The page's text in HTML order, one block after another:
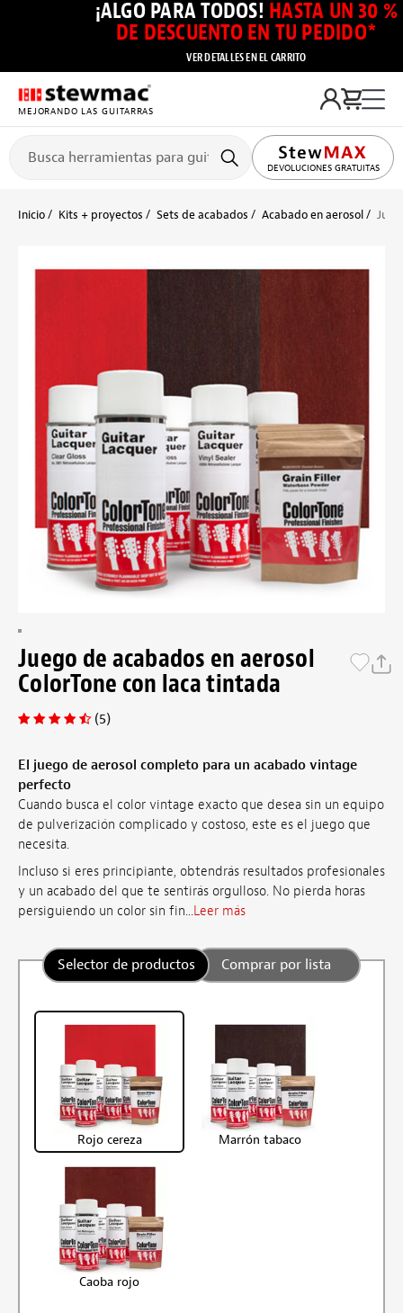
¡ALGO PARA TODOS! HASTA UN 30 %
DE DESCUENTO EN TU PEDIDO*
VER DETALLES EN EL CARRITO
MEJORANDO LAS GUITARRAS
DEVOLUCIONES GRATUITAS
Inicio Kits + proyectos Sets de acabados Acabado en aerosol
Juego de acabados en aerosol
ColorTone con laca tintada
(5)
El juego de aerosol completo para un acabado vintage
perfecto
Cuando busca el color vintage exacto que desea sin un equipo
de pulverización complicado y costoso, este es el juego que
necesita.
Incluso si eres principiante, obtendrás resultados profesionales
y un acabado del que te sentirás orgulloso. No pierda horas
persiguiendo un color sin fin...Leer más
Selector de productos Comprar por lista
Rojo cereza Marrón tabaco
Caoba rojo